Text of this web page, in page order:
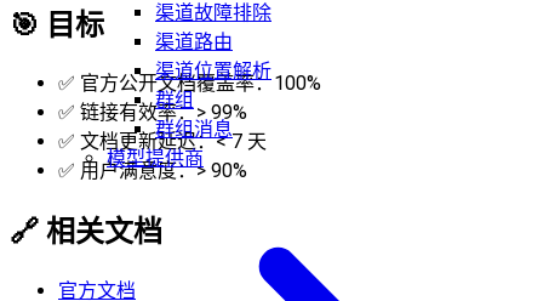
渠道故障排除
渠道路由
渠道位置解析
群组
群组消息
模型提供商
🎯 目标
✅ 官方公开文档覆盖率：100%
✅ 链接有效率：> 99%
✅ 文档更新延迟：< 7 天
✅ 用户满意度：> 90%
🔗 相关文档
官方文档